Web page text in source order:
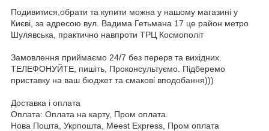
Подивитися,обрати та купити можна у нашому магазині у
Києві, за адресою вул. Вадима Гетьмана 17 це район метро
Шулявська, практично навпроти ТРЦ Космополіт
Замовлення приймаємо 24/7 без перерв та вихідних.
ТЕЛЕФОНУЙТЕ, пишіть, Проконсультуємо. Підберемо
приставку на ваш бюджет та смакові вподобання)))
Доставка і оплата
Оплата: Оплата на карту, Пром оплата.
Нова Пошта, Укрпошта, Meest Express, Пром оплата